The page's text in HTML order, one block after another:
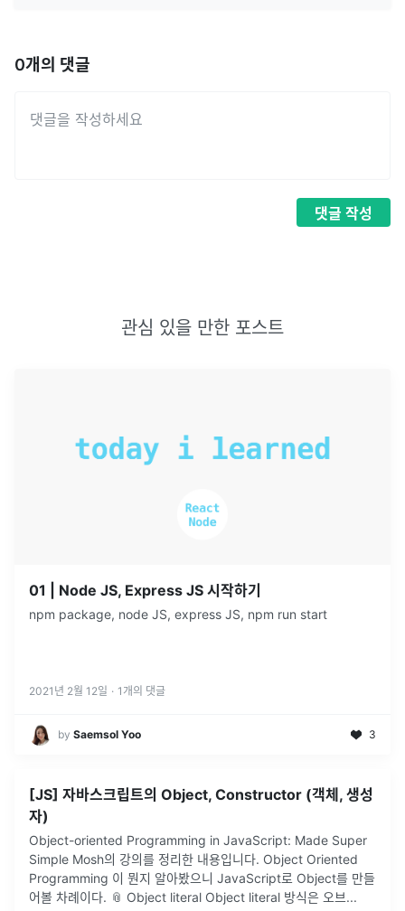
0개의 댓글
댓글 작성
관심 있을 만한 포스트
01 | Node JS, Express JS 시작하기
npm package, node JS, express JS, npm run start
2021년 2월 12일 · 1 개의 댓글
by Saemsol Yoo 3
[JS] 자바스크립트의 Object, Constructor (객체, 생성
자)
Object-oriented Programming in JavaScript: Made Super
Simple Mosh의 강의를 정리한 내용입니다. Object Oriented
Programming 이 뭔지 알아봤으니 JavaScript로 Object를 만들
어볼 차례이다. 📎 Object literal Object literal 방식은 오브...